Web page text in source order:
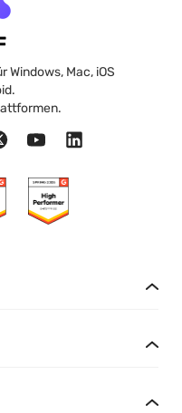
Mac, iOS